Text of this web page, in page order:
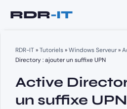
RDR-IT»Tutoriels»Windows Serveur»
Directory : ajouter un suffixe UPN
Active
un suffixe UPN